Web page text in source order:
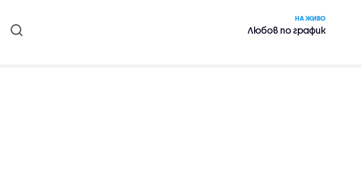
НА ЖИВО
Любов по график